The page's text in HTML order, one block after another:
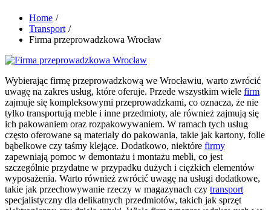
Home
Transport
Firma przeprowadzkowa Wrocław
Wybierając firmę przeprowadzkową we Wrocławiu, warto zwrócić
uwagę na zakres usług, które oferuje. Przede wszystkim wiele firm
zajmuje się kompleksowymi przeprowadzkami, co oznacza, że nie
tylko transportują meble i inne przedmioty, ale również zajmują się
ich pakowaniem oraz rozpakowywaniem. W ramach tych usług
często oferowane są materiały do pakowania, takie jak kartony, folie
bąbelkowe czy taśmy klejące. Dodatkowo, niektóre firmy
zapewniają pomoc w demontażu i montażu mebli, co jest
szczególnie przydatne w przypadku dużych i ciężkich elementów
wyposażenia. Warto również zwrócić uwagę na usługi dodatkowe,
takie jak przechowywanie rzeczy w magazynach czy transport
specjalistyczny dla delikatnych przedmiotów, takich jak sprzęt